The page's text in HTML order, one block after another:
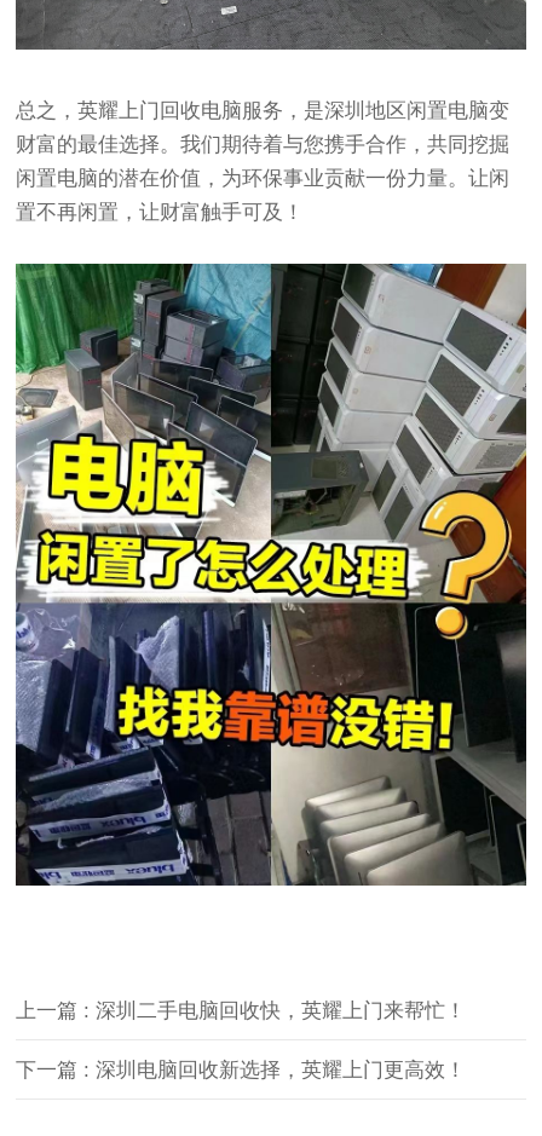
总之，英耀上门回收电脑服务，是深圳地区闲置电脑变
财富的最佳选择。我们期待着与您携手合作，共同挖掘
闲置电脑的潜在价值，为环保事业贡献一份力量。让闲
置不再闲置，让财富触手可及！
上一篇 : 深圳二手电脑回收快，英耀上门来帮忙！
下一篇 : 深圳电脑回收新选择，英耀上门更高效！